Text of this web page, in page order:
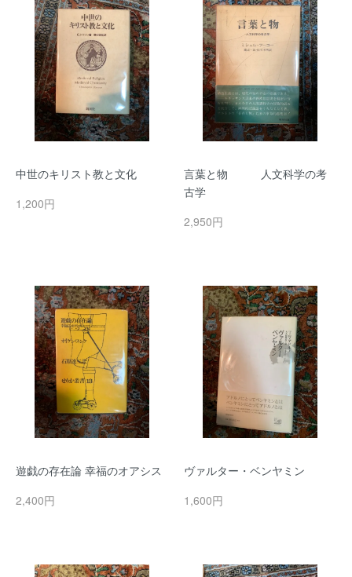
中世のキリスト教と文化
1,200円
言葉と物 人文科学の考
古学
2,950円
遊戯の存在論 幸福のオアシス
2,400円
ヴァルター・ベンヤミン
1,600円